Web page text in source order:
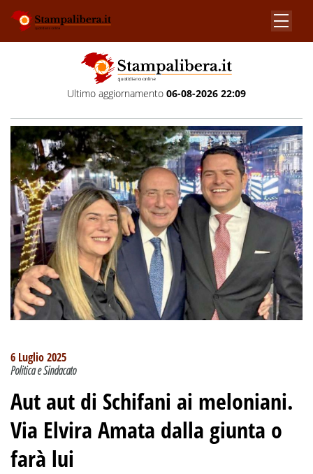
Ultimo aggiornamento 06-08-2026 22:09
6 Luglio 2025
Politica e Sindacato
Aut aut di Schifani ai meloniani.
Via Elvira Amata dalla giunta o
farà lui